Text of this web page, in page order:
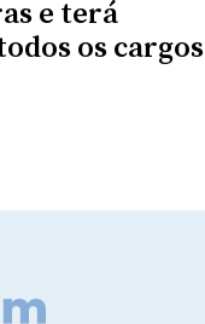
e terá
os cargos